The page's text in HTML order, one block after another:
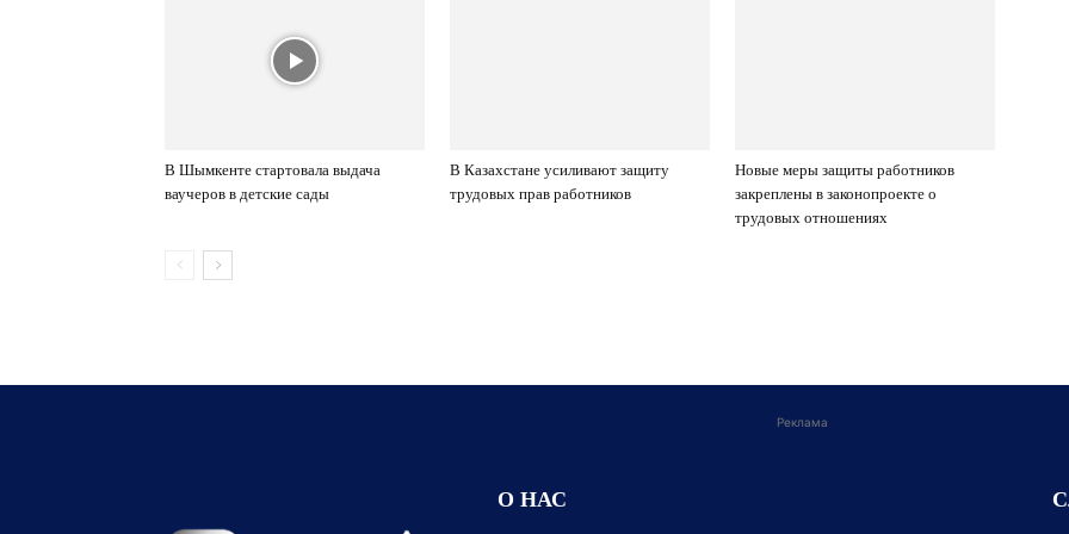
В Шымкенте стартовала выдача
ваучеров в детские сады
В Казахстане усиливают защиту
трудовых прав работников
Новые меры защиты работников
закреплены в законопроекте о
трудовых отношениях
Реклама
О НАС